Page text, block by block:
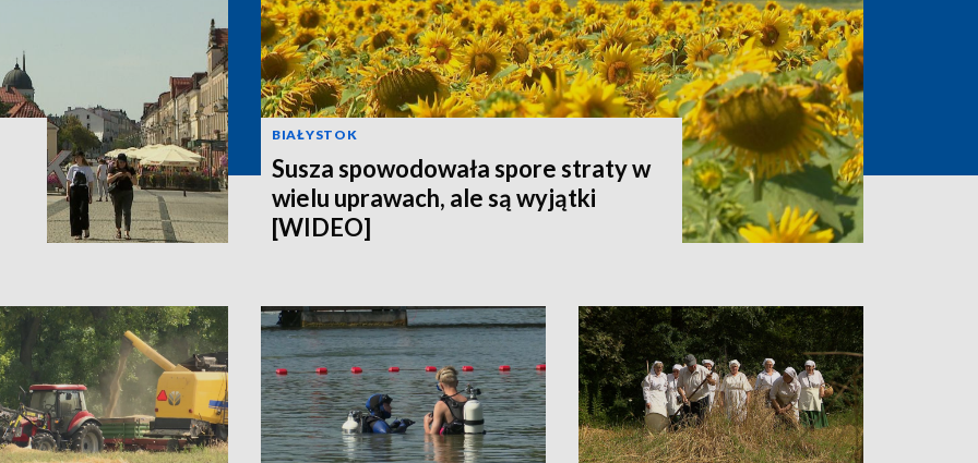
BIAŁYSTOK
Susza spowodowała spore straty w
wielu uprawach, ale są wyjątki
[WIDEO]